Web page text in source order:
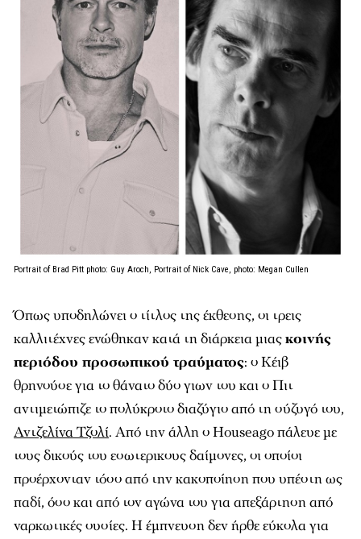
Portrait of Brad Pitt photo: Guy Aroch, Portrait of Nick Cave, photo: Megan Cullen
Όπως υποδηλώνει ο τίτλος της έκθεσης, οι τρεις
καλλιτέχνες ενώθηκαν κατά τη διάρκεια μιαςκοινής
περιόδου προσωπικού τραύματος: ο Κέιβ
θρηνούσε για το θάνατο δύο γιων του και ο Πιτ
αντιμετώπιζε το πολύκροτο διαζύγιο από τη σύζυγό του,
Αντζελίνα Τζολί. Από την άλλη ο Houseago πάλευε με
τους δικούς του εσωτερικους δαίμονες, οι οποίοι
προέρχονταν τόσο από την κακοποίηση που υπέστη ως
παδί, όσο και από τον αγώνα του για απεξάρτηση από
ναρκωτικές ουσίες. Η έμπνευση δεν ήρθε εύκολα για